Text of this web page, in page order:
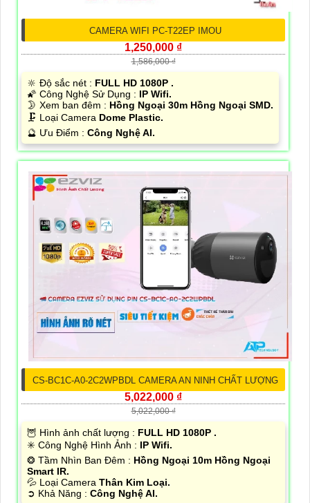
CAMERA WIFI PC-T22EP IMOU
1,250,000 ₫
1,586,000 ₫
🔆 Độ sắc nét : FULL HD 1080P .
🌠 Công Nghệ Sử Dụng : IP Wifi.
🌛 Xem ban đêm : Hồng Ngoại 30m Hồng Ngoại SMD.
🗜️ Loại Camera Dome Plastic.
️🔮 Ưu Điểm : Công Nghệ AI.
CS-BC1C-A0-2C2WPBDL CAMERA AN NINH CHẤT LƯỢNG
5,022,000 ₫
5,022,000 ₫
🦉 Hình ảnh chất lượng : FULL HD 1080P .
✳️ Công Nghệ Hình Ảnh : IP Wifi.
❂ Tầm Nhìn Ban Đêm : Hồng Ngoại 10m Hồng Ngoại
Smart IR.
💦 Loại Camera Thân Kim Loại.
️➲ Khả Năng : Công Nghệ AI.